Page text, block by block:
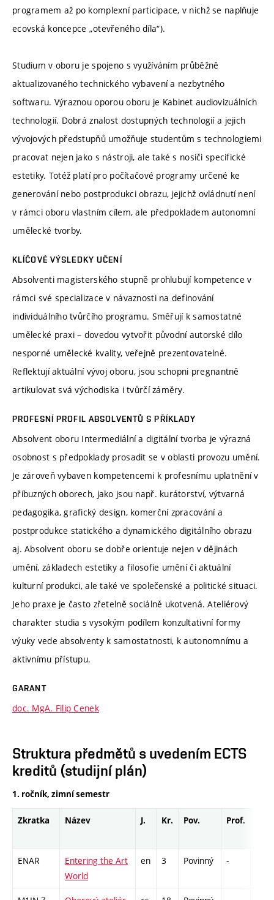
programem až po komplexní participace, v nichž se naplňuje
ecovská koncepce „otevřeného díla“).
Studium v oboru je spojeno s využíváním průběžně
aktualizovaného technického vybavení a nezbytného
softwaru. Výraznou oporou oboru je Kabinet audiovizuálních
technologií. Dobrá znalost dostupných technologií a jejich
vývojových předstupňů umožňuje studentům s technologiemi
pracovat nejen jako s nástroji, ale také s nosiči specifické
estetiky. Totéž platí pro počítačové programy určené ke
generování nebo postprodukci obrazu, jejichž ovládnutí není
v rámci oboru vlastním cílem, ale předpokladem autonomní
umělecké tvorby.
KLÍČOVÉ VÝSLEDKY UČENÍ
Absolventi magisterského stupně prohlubují kompetence v
rámci své specializace v návaznosti na definování
individuálního tvůrčího programu. Směřují k samostatné
umělecké praxi – dovedou vytvořit původní autorské dílo
nesporné umělecké kvality, veřejně prezentovatelné.
Reflektují aktuální vývoj oboru, jsou schopni pregnantně
artikulovat svá východiska i tvůrčí záměry.
PROFESNÍ PROFIL ABSOLVENTŮ S PŘÍKLADY
Absolvent oboru Intermediální a digitální tvorba je výrazná
osobnost s předpoklady prosadit se v oblasti provozu umění.
Je zároveň vybaven kompetencemi k profesnímu uplatnění v
příbuzných oborech, jako jsou např. kurátorství, výtvarná
pedagogika, grafický design, komerční zpracování a
postprodukce statického a dynamického digitálního obrazu
aj. Absolvent oboru se dobře orientuje nejen v dějinách
umění, základech estetiky a filosofie umění či aktuální
kulturní produkci, ale také ve společenské a politické situaci.
Jeho praxe je často zřetelně sociálně ukotvená. Ateliérový
charakter studia s vysokým podílem konzultativní formy
výuky vede absolventy k samostatnosti, k autonomnímu a
aktivnímu přístupu.
GARANT
doc. MgA. Filip Cenek
Struktura předmětů s uvedením ECTS
kreditů (studijní plán)
1. ročník, zimní semestr
Zkratka Název J. Kr. Pov. Prof.
ENAR
Entering the Art
World
en 3 Povinný -